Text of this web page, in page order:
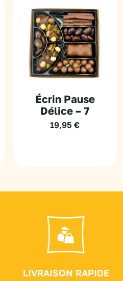
Écrin Pause
Délice – 7
19,95 €
LIVRAISON RAPIDE